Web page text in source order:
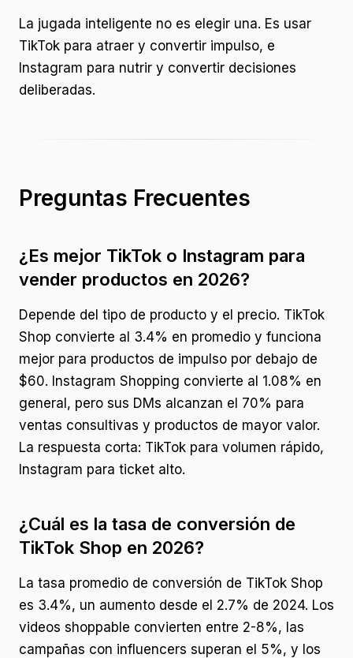
La jugada inteligente no es elegir una. Es usar
TikTok para atraer y convertir impulso, e
Instagram para nutrir y convertir decisiones
deliberadas.
Preguntas Frecuentes
¿Es mejor TikTok o Instagram para
vender productos en 2026?
Depende del tipo de producto y el precio. TikTok
Shop convierte al 3.4% en promedio y funciona
mejor para productos de impulso por debajo de
$60. Instagram Shopping convierte al 1.08% en
general, pero sus DMs alcanzan el 70% para
ventas consultivas y productos de mayor valor.
La respuesta corta: TikTok para volumen rápido,
Instagram para ticket alto.
¿Cuál es la tasa de conversión de
TikTok Shop en 2026?
La tasa promedio de conversión de TikTok Shop
es 3.4%, un aumento desde el 2.7% de 2024. Los
videos shoppable convierten entre 2-8%, las
campañas con influencers superan el 5%, y los